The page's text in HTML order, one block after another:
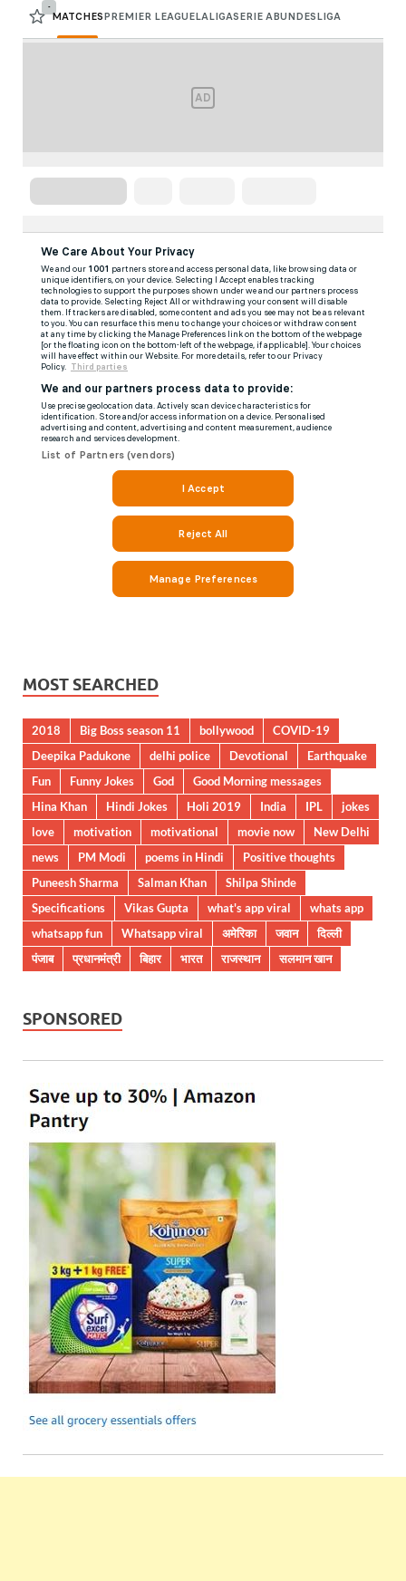
MOST SEARCHED
2018 Big Boss season 11 bollywood
COVID-19
Deepika Padukone
delhi police Devotional
Earthquake
Fun
Funny Jokes God
Good Morning messages
Hina Khan
Hindi Jokes Holi 2019 India IPL
jokes
love
motivation motivational movie now
New Delhi
news
PM Modi poems in Hindi
Positive thoughts
Puneesh Sharma
Salman Khan
Shilpa Shinde
Specifications
Vikas Gupta what's app viral
whats app
whatsapp fun
Whatsapp viral अमेरिका जवान
दिल्ली
पंजाब
प्रधानमंत्री बिहार भारत राजस्थान सलमान खान
SPONSORED